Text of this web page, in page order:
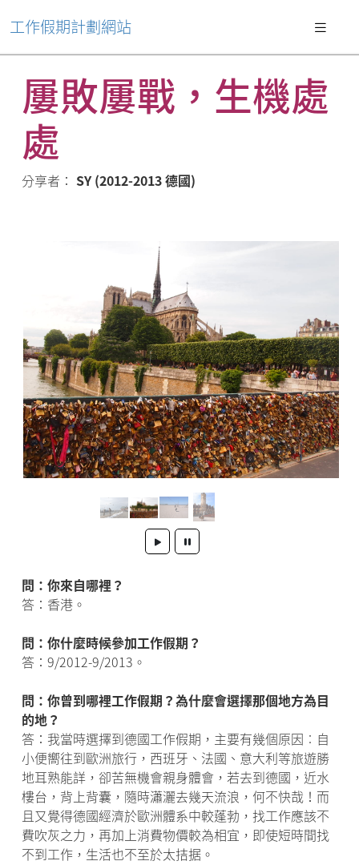
工作假期計劃網站
屢敗屢戰，生機處
處
分享者： SY (2012-2013 德國)
問：你來自哪裡？
答：香港。
問：你什麼時候參加工作假期？
答：9/2012-9/2013。
問：你曾到哪裡工作假期？為什麼會選擇那個地方為目
的地？
答：我當時選擇到德國工作假期，主要有幾個原因︰自
小便嚮往到歐洲旅行，西班牙、法國、意大利等旅遊勝
地耳熟能詳，卻苦無機會親身體會，若去到德國，近水
樓台，背上背囊，隨時瀟灑去幾天流浪，何不快哉！而
且又覺得德國經濟於歐洲體系中較蓬勃，找工作應該不
費吹灰之力，再加上消費物價較為相宜，即使短時間找
不到工作，生活也不至於太拮据。